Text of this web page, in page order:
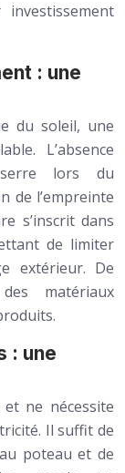
: une
du soleil, une
L’absence
lors du
de l’empreinte
s’inscrit dans
de limiter
extérieur. De
matériaux
: une
ne nécessite
Il suffit de
poteau et de